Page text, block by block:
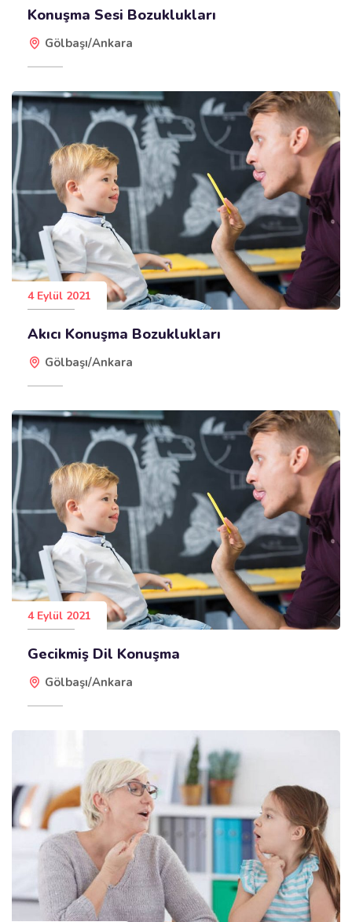
Konuşma Sesi Bozuklukları
Gölbaşı/Ankara
4 Eylül 2021
Akıcı Konuşma Bozuklukları
Gölbaşı/Ankara
4 Eylül 2021
Gecikmiş Dil Konuşma
Gölbaşı/Ankara